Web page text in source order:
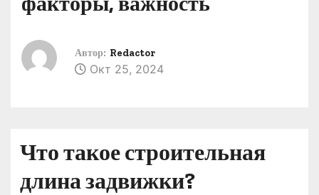
Автор: Redactor
Окт 25, 2024
Что такое строительная
длина задвижки?